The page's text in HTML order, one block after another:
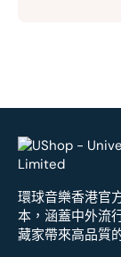
環球音樂香港官
本，涵蓋中外流
藏家帶來高品質